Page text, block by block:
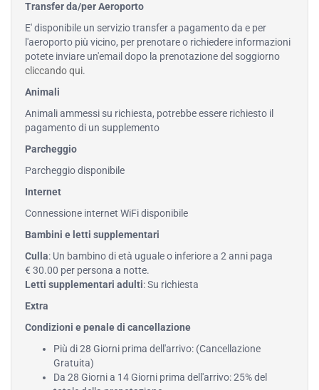
Transfer da/per Aeroporto
E' disponibile un servizio transfer a pagamento da e per
l'aeroporto più vicino, per prenotare o richiedere informazioni
potete inviare un'email dopo la prenotazione del soggiorno
cliccando qui.
Animali
Animali ammessi su richiesta, potrebbe essere richiesto il
pagamento di un supplemento
Parcheggio
Parcheggio disponibile
Internet
Connessione internet WiFi disponibile
Bambini e letti supplementari
Culla: Un bambino di età uguale o inferiore a 2 anni paga
€ 30.00 per persona a notte.
Letti supplementari adulti: Su richiesta
Extra
Condizioni e penale di cancellazione
Più di 28 Giorni prima dell'arrivo: (Cancellazione
Gratuita)
Da 28 Giorni a 14 Giorni prima dell'arrivo: 25% del